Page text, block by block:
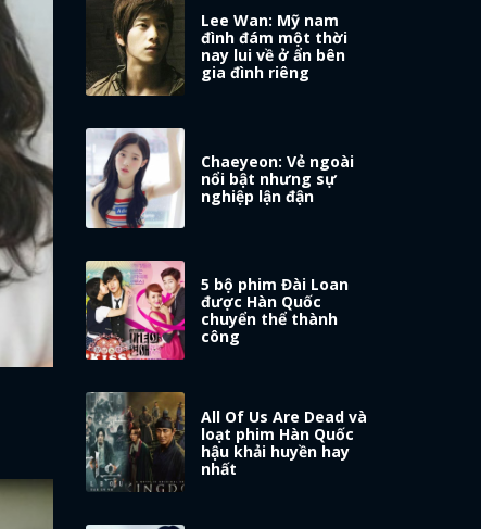
Lee Wan: Mỹ nam
đình đám một thời
nay lui về ở ẩn bên
gia đình riêng
Chaeyeon: Vẻ ngoài
nổi bật nhưng sự
nghiệp lận đận
5 bộ phim Đài Loan
được Hàn Quốc
chuyển thể thành
công
All Of Us Are Dead và
loạt phim Hàn Quốc
hậu khải huyền hay
nhất